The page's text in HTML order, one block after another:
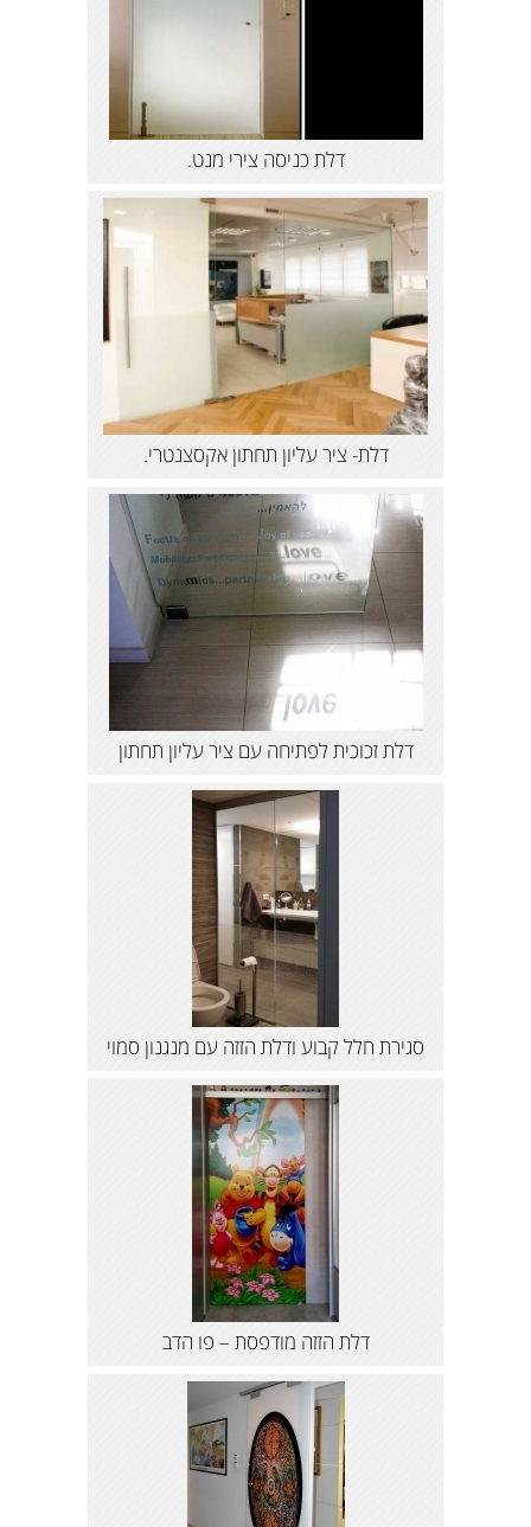
דלת כניסה צירי מנט.
דלת- ציר עליון תחתון אקסצנטרי.
דלת זכוכית לפתיחה עם ציר עליון תחתון
סגירת חלל קבוע ודלת הזזה עם מנגנון סמוי
דלת הזזה מודפסת – פו הדב